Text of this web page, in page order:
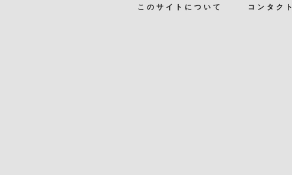
このサイトについて コンタクト